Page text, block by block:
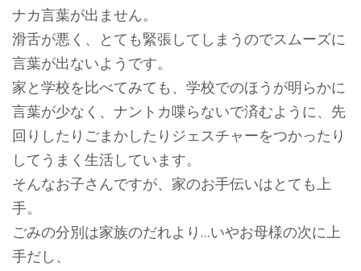
ナカ言葉が出ません。
滑舌が悪く、とても緊張してしまうのでスムーズに
言葉が出ないようです。
家と学校を比べてみても、学校でのほうが明らかに
言葉が少なく、ナントカ喋らないで済むように、先
回りしたりごまかしたりジェスチャーをつかったり
してうまく生活しています。
そんなお子さんですが、家のお手伝いはとても上
手。
ごみの分別は家族のだれより…いやお母様の次に上
手だし、